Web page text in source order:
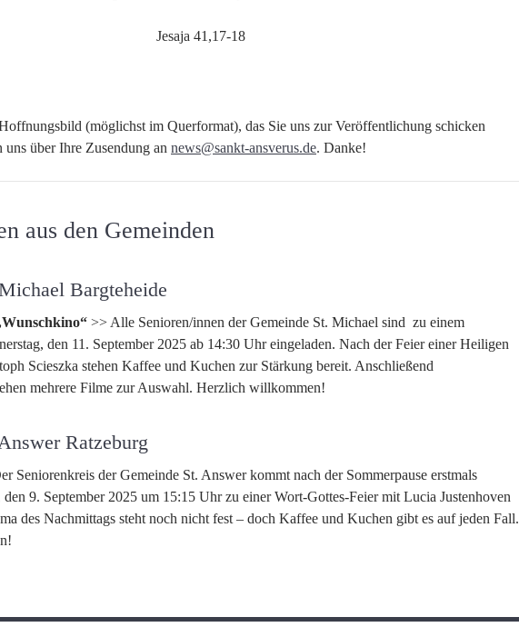
Jesaja 41,17-18
(möglichst im Querformat), das Sie uns zur Veröffentlichung schicken
uns über Ihre Zusendung an news@sankt-ansverus.de. Danke!
aus den Gemeinden
Bargteheide
>> Alle Senioren/innen der Gemeinde St. Michael sind zu einem
den 11. September 2025 ab 14:30 Uhr eingeladen. Nach der Feier einer Heiligen
Scieszka stehen Kaffee und Kuchen zur Stärkung bereit. Anschließend
mehrere Filme zur Auswahl. Herzlich willkommen!
Ratzeburg
Seniorenkreis der Gemeinde St. Answer kommt nach der Sommerpause erstmals
9. September 2025 um 15:15 Uhr zu einer Wort-Gottes-Feier mit Lucia Justenhoven
des Nachmittags steht noch nicht fest – doch Kaffee und Kuchen gibt es auf jeden Fall.